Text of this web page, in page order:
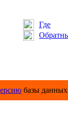
Где
базы